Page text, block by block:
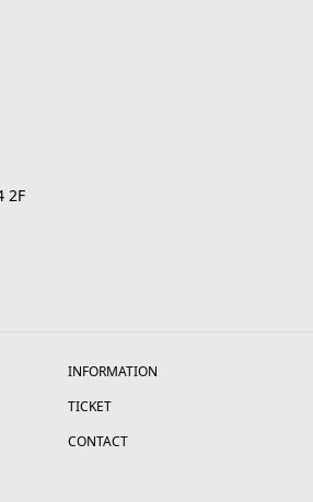
2F
INFORMATION
TICKET
CONTACT